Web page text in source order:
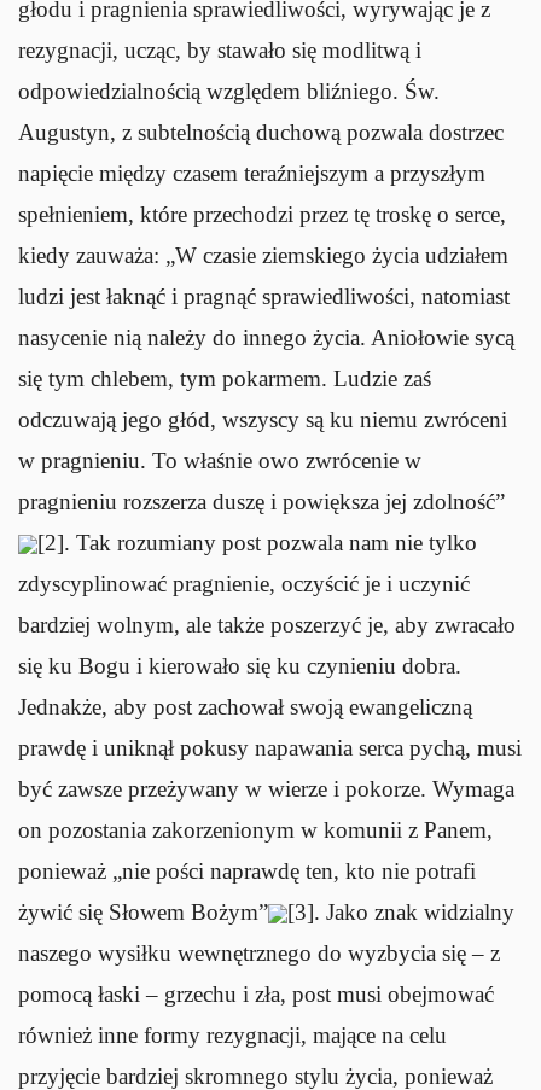
głodu i pragnienia sprawiedliwości, wyrywając je z
rezygnacji, ucząc, by stawało się modlitwą i
odpowiedzialnością względem bliźniego. Św.
Augustyn, z subtelnością duchową pozwala dostrzec
napięcie między czasem teraźniejszym a przyszłym
spełnieniem, które przechodzi przez tę troskę o serce,
kiedy zauważa: „W czasie ziemskiego życia udziałem
ludzi jest łaknąć i pragnąć sprawiedliwości, natomiast
nasycenie nią należy do innego życia. Aniołowie sycą
się tym chlebem, tym pokarmem. Ludzie zaś
odczuwają jego głód, wszyscy są ku niemu zwróceni
w pragnieniu. To właśnie owo zwrócenie w
pragnieniu rozszerza duszę i powiększa jej zdolność”
[2]. Tak rozumiany post pozwala nam nie tylko
zdyscyplinować pragnienie, oczyścić je i uczynić
bardziej wolnym, ale także poszerzyć je, aby zwracało
się ku Bogu i kierowało się ku czynieniu dobra.
Jednakże, aby post zachował swoją ewangeliczną
prawdę i uniknął pokusy napawania serca pychą, musi
być zawsze przeżywany w wierze i pokorze. Wymaga
on pozostania zakorzenionym w komunii z Panem,
ponieważ „nie pości naprawdę ten, kto nie potrafi
żywić się Słowem Bożym”
[3]. Jako znak widzialny
naszego wysiłku wewnętrznego do wyzbycia się – z
pomocą łaski – grzechu i zła, post musi obejmować
również inne formy rezygnacji, mające na celu
przyjęcie bardziej skromnego stylu życia, ponieważ